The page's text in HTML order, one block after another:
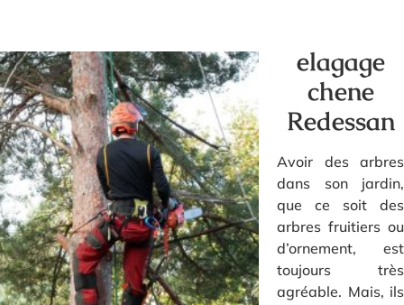
elagage
chene
Redessan
Avoir des arbres
dans son jardin,
que ce soit des
arbres fruitiers ou
d’ornement, est
toujours très
agréable. Mais, ils